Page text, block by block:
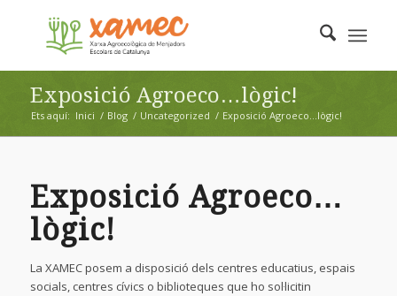
Exposició Agroeco…lògic!
Ets aquí: Inici / Blog / Uncategorized / Exposició Agroeco…lògic!
Exposició Agroeco…
lògic!
La XAMEC posem a disposició dels centres educatius, espais
socials, centres cívics o biblioteques que ho sol·licitin